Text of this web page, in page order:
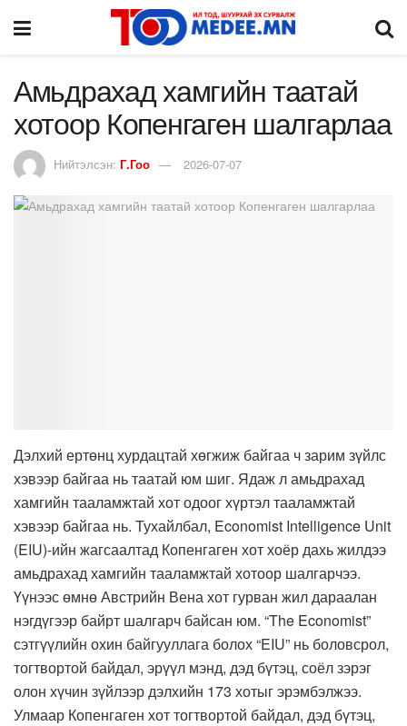
Амьдрахад хамгийн таатай
хотоор Копенгаген шалгарлаа
Нийтэлсэн: Г.Гоо 2026-07-07
Дэлхий ертөнц хурдацтай хөгжиж байгаа ч зарим зүйлс
хэвээр байгаа нь таатай юм шиг. Ядаж л амьдрахад
хамгийн тааламжтай хот одоог хүртэл тааламжтай
хэвээр байгаа нь. Тухайлбал, Economist Intelligence Unit
(EIU)-ийн жагсаалтад Копенгаген хот хоёр дахь жилдээ
амьдрахад хамгийн тааламжтай хотоор шалгарчээ.
Үүнээс өмнө Австрийн Вена хот гурван жил дараалан
нэгдүгээр байрт шалгарч байсан юм. “The Economist”
сэтгүүлийн охин байгууллага болох “EIU” нь боловсрол,
тогтвортой байдал, эрүүл мэнд, дэд бүтэц, соёл зэрэг
олон хүчин зүйлээр дэлхийн 173 хотыг эрэмбэлжээ.
Улмаар Копенгаген хот тогтвортой байдал, дэд бүтэц,